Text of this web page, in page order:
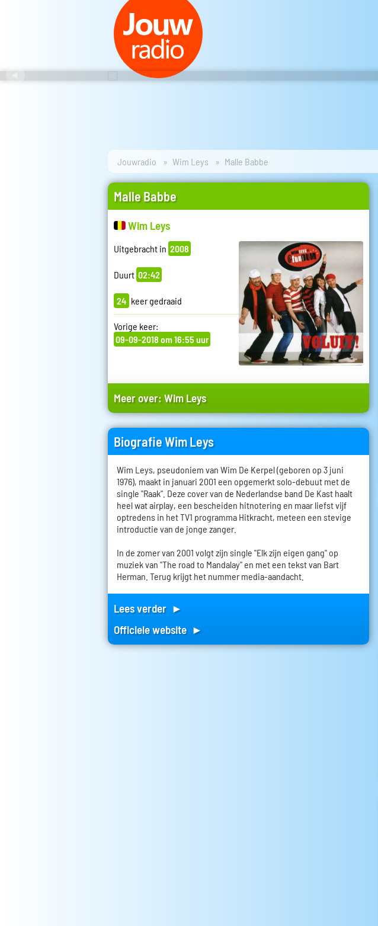
Jouwradio Wim Leys Malle Babbe
Malle Babbe
Wim Leys
Uitgebracht in 2008
Duurt 02:42
24 keer gedraaid
Vorige keer:
09-09-2018 om 16:55 uur
Meer over:Wim Leys
Biografie Wim Leys
Wim Leys, pseudoniem van Wim De Kerpel (geboren op 3 juni
1976), maakt in januari 2001 een opgemerkt solo-debuut met de
single "Raak". Deze cover van de Nederlandse band De Kast haalt
heel wat airplay, een bescheiden hitnotering en maar liefst vijf
optredens in het TV1 programma Hitkracht, meteen een stevige
introductie van de jonge zanger.
In de zomer van 2001 volgt zijn single "Elk zijn eigen gang" op
muziek van "The road to Mandalay" en met een tekst van Bart
Herman. Terug krijgt het nummer media-aandacht.
Lees verder ►
Officiele website ►